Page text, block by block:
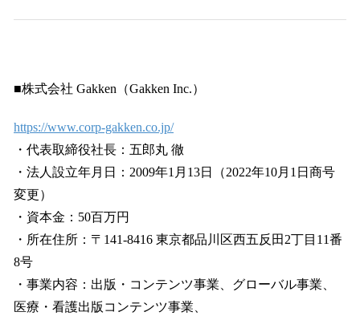
■株式会社 Gakken（Gakken Inc.）
https://www.corp-gakken.co.jp/
・代表取締役社長：五郎丸 徹
・法人設立年月日：2009年1月13日（2022年10月1日商号
変更）
・資本金：50百万円
・所在住所：〒141-8416 東京都品川区西五反田2丁目11番
8号
・事業内容：出版・コンテンツ事業、グローバル事業、
医療・看護出版コンテンツ事業、